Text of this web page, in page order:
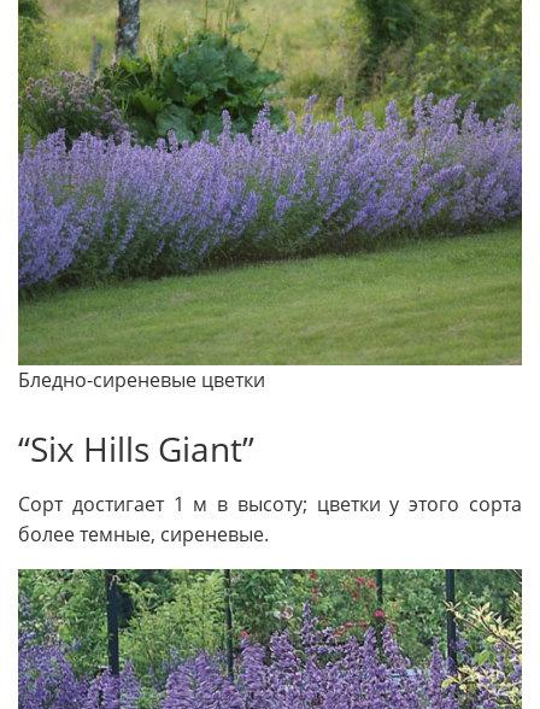
Бледно-сиреневые цветки
“Six Hills Giant”
Сорт достигает 1 м в высо­ту; цветки у этого сорта
более темные, сиреневые.